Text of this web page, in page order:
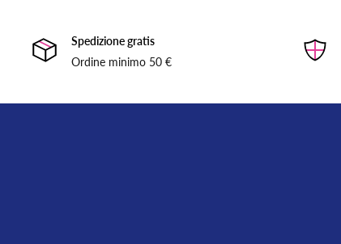
Spedizione gratis
Ordine minimo 50 €